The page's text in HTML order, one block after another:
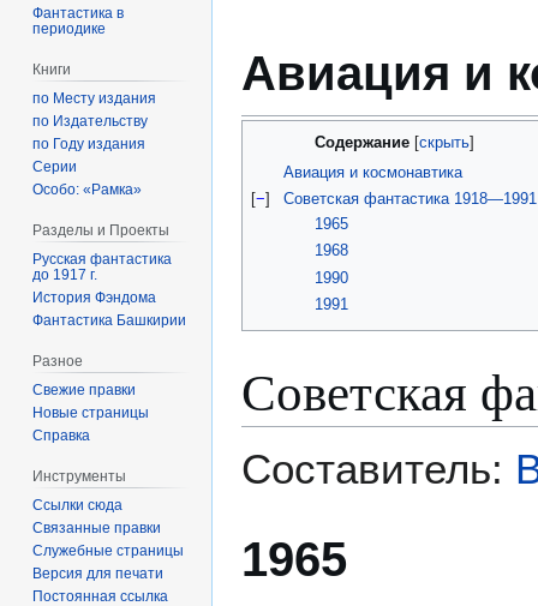
Авиация и
Содержание
Авиация и космонавтика
[−]
Советская фантастика 1918—1991
1965
1968
1990
1991
Советская
Составитель:
1965
Фантастика в
периодике
Книги
по Месту издания
по Издательству
по Году издания
Серии
Особо: «Рамка»
Разделы и Проекты
Русская фантастика
до 1917 г.
История Фэндома
Фантастика Башкирии
Разное
Свежие правки
Новые страницы
Справка
Инструменты
Ссылки сюда
Связанные правки
Служебные страницы
Версия для печати
Постоянная ссылка